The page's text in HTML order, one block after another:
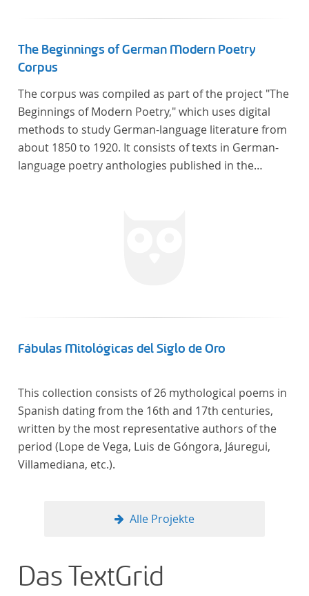
The Beginnings of German Modern Poetry
Corpus
The corpus was compiled as part of the project "The
Beginnings of Modern Poetry," which uses digital
methods to study German-language literature from
about 1850 to 1920. It consists of texts in German-
language poetry anthologies published in the
Fábulas Mitológicas del Siglo de Oro
This collection consists of 26 mythological poems in
Spanish dating from the 16th and 17th centuries,
written by the most representative authors of the
period (Lope de Vega, Luis de Góngora, Jáuregui,
Villamediana, etc.).
Alle Projekte
Das TextGrid